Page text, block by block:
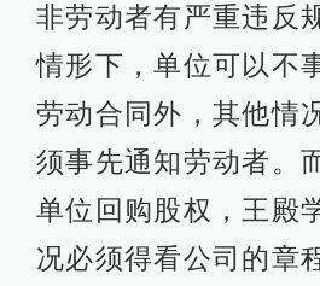
非劳动者有严重违反
情形下，单位可以不
劳动合同外，其他情
须事先通知劳动者。
单位回购股权，王殿
况必须得看公司的章